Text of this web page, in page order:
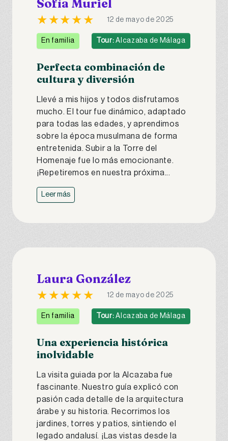
Sofía Muriel
★★★★★ 12 de mayo de 2025
En familia Tour: Alcazaba de Málaga
Perfecta combinación de
cultura y diversión
Llevé a mis hijos y todos disfrutamos
mucho. El tour fue dinámico, adaptado
para todas las edades, y aprendimos
sobre la época musulmana de forma
entretenida. Subir a la Torre del
Homenaje fue lo más emocionante.
¡Repetiremos en nuestra próxima...
Leer más
Laura González
★★★★★ 12 de mayo de 2025
En familia Tour: Alcazaba de Málaga
Una experiencia histórica
inolvidable
La visita guiada por la Alcazaba fue
fascinante. Nuestro guía explicó con
pasión cada detalle de la arquitectura
árabe y su historia. Recorrimos los
jardines, torres y patios, sintiendo el
legado andalusí. ¡Las vistas desde la